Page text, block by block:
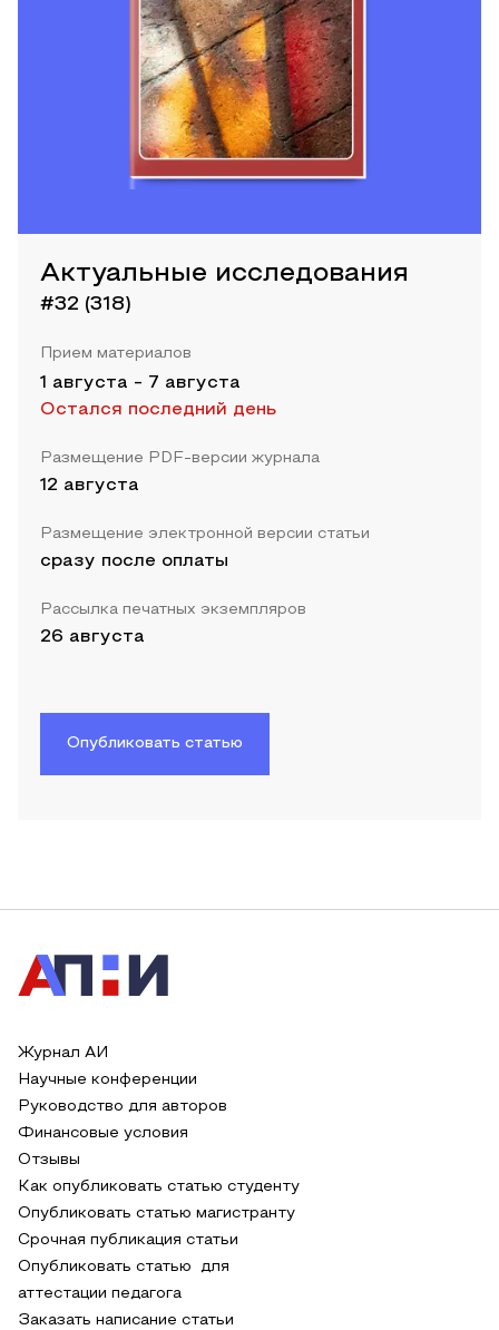
Актуальные исследования
#32 (318)
Прием материалов
1 августа - 7 августа
Остался последний день
Размещение PDF-версии журнала
12 августа
Размещение электронной версии статьи
сразу после оплаты
Рассылка печатных экземпляров
26 августа
Опубликовать статью
Журнал АИ
Научные конференции
Руководство для авторов
Финансовые условия
Отзывы
Как опубликовать статью студенту
Опубликовать статью магистранту
Срочная публикация статьи
Опубликовать статью для
аттестации педагога
Заказать написание статьи